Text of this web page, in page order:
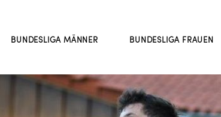
BUNDESLIGA MÄNNER BUNDESLIGA FRAUEN